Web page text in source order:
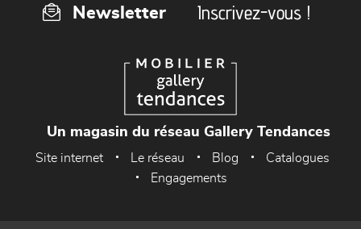
Newsletter Inscrivez-vous !
Un magasin du réseau Gallery Tendances
Site internet Le réseau Blog
Catalogues
Engagements